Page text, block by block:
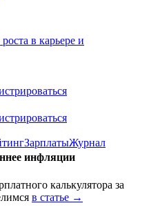
в карьере и
ЗарплатыЖурнал
инфляции
калькулятора за
в статье →